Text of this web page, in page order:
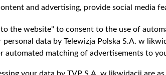
and advertising, provide social media
the website" to consent to the use of
data by Telewizja Polska S.A. w
automated matching of advertisements to